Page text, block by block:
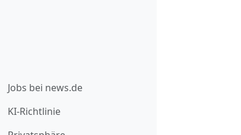
Jobs bei news.de
KI-Richtlinie